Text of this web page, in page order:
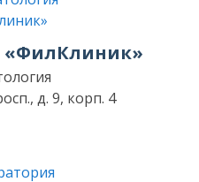
«ФилКлиник»
д. 9, корп. 4